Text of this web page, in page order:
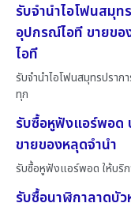
รับจำนำไอโฟนสมุท
อุปกรณ์ไอที ขายข
ไอที
รับจำนำไอโฟนสมุทรปราก
ทุก
รับซื้อหูฟังแอร์พอด
ขายของหลุดจำนำ
รับซื้อหูฟังแอร์พอด ให้บริก
รับซื้อนาฬิกาลาดบั